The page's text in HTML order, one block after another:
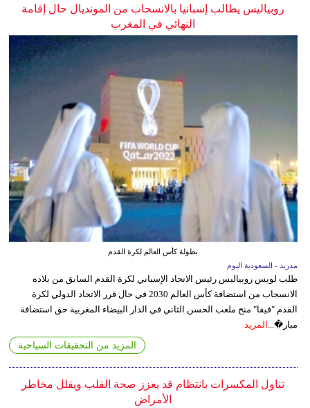
روبياليس يطالب إسبانيا بالانسحاب من المونديال حال إقامة
النهائي في المغرب
بطولة كأس العالم لكرة القدم
مدريد - السعودية اليوم
طلب لويس روبياليس رئيس الاتحاد الإسباني لكرة القدم السابق من بلاده
الانسحاب من استضافة كأس العالم 2030 في حال قرر الاتحاد الدولي لكرة
القدم "فيفا" منح ملعب الحسن الثاني في الدار البيضاء المغربية حق استضافة
مبار�...
المزيد
المزيد من التحقيقات السياحية
تناول المكسرات بانتظام قد يعزز صحة القلب ويقلل مخاطر
الأمراض